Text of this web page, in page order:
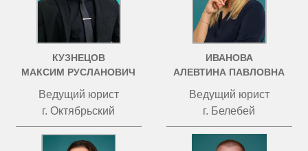
КУЗНЕЦОВ
МАКСИМ РУСЛАНОВИЧ
Ведущий юрист
г. Октябрьский
ИВАНОВА
АЛЕВТИНА ПАВЛОВНА
Ведущий юрист
г. Белебей